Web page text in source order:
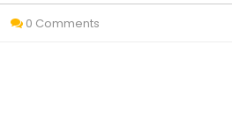
0 Comments